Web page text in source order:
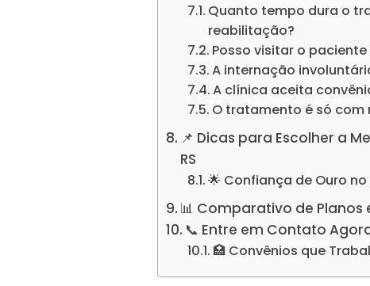
Quanto tempo dura o
reabilitação?
Posso visitar o
A internação
A clínica aceita
O tratamento é só com
📌 Dicas para Escolher a
RS
🌟 Confiança de Ouro
📊 Comparativo de Planos
📞 Entre em Contato
🏥 Convênios que